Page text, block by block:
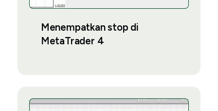
Menempatkan stop di
MetaTrader 4